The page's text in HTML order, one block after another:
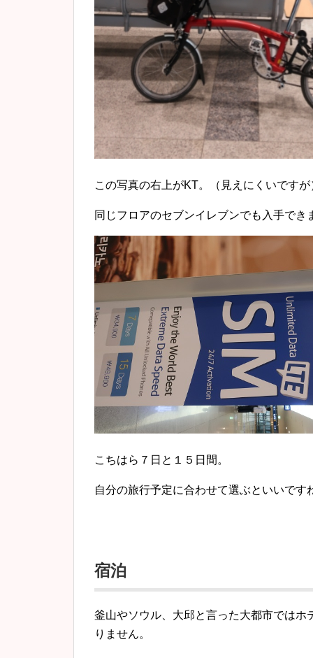
この写真の右上がKT。（見えにくいですが
同じフロアのセブンイレブンでも入手でき
こちはら７日と１５日間。
自分の旅行予定に合わせて選ぶといいです
宿泊
釜山やソウル、大邱と言った大都市では
りません。